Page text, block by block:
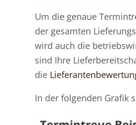
Um die genaue
der gesamten
wird auch die
sind Ihre
die
In der folgenden Grafik